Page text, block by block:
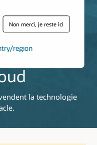
Non merci, je reste ici
region
la technologie